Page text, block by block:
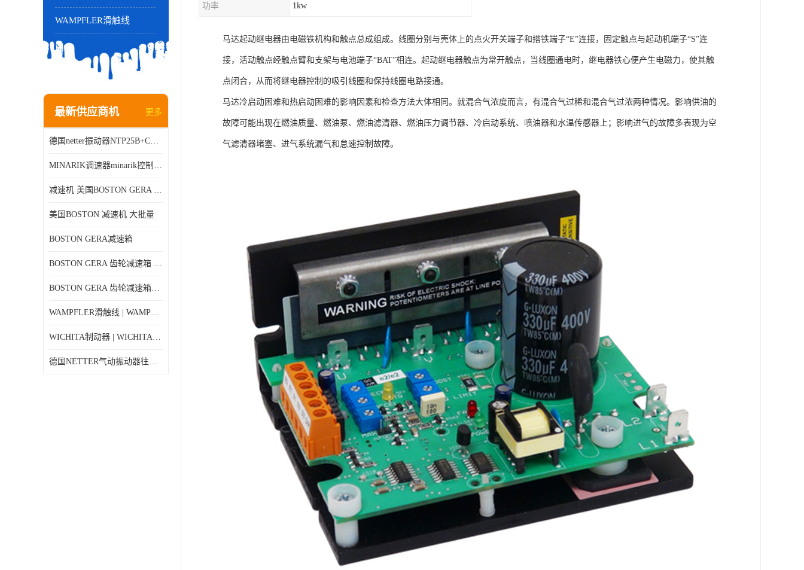
WAMPFLER滑触线
最新供应商机 更多
德国netter振动器NTP25B+C进口品质现货销售
MINARIK调速器minarik控制器Minarik驱动器
减速机 美国BOSTON GERA 批量销售
美国BOSTON 减速机 大批量
BOSTON GERA减速箱
BOSTON GERA 齿轮减速箱 F710-40-B4-G
BOSTON GERA 齿轮减速箱F710-5-B4-J
WAMPFLER滑触线 | WAMPFLER碳刷进口特价
WICHITA制动器 | WICHITA离合器产品价格
德国NETTER气动振动器往复式NTK 18AL
功率 1kw
马达起动继电器由电磁铁机构和触点总成组成。线圈分别与壳体上的点火开关端子和搭铁端子“E”连接，固定触点与起动机端子“S”连
接，活动触点经触点臂和支架与电池端子“BAT”相连。起动继电器触点为常开触点，当线圈通电时，继电器铁心便产生电磁力，使其触
点闭合，从而将继电器控制的吸引线圈和保持线圈电路接通。
马达冷启动困难和热启动困难的影响因素和检查方法大体相同。就混合气浓度而言，有混合气过稀和混合气过浓两种情况。影响供油的
故障可能出现在燃油质量、燃油泵、燃油滤清器、燃油压力调节器、冷启动系统、喷油器和水温传感器上；影响进气的故障多表现为空
气滤清器堵塞、进气系统漏气和怠速控制故障。